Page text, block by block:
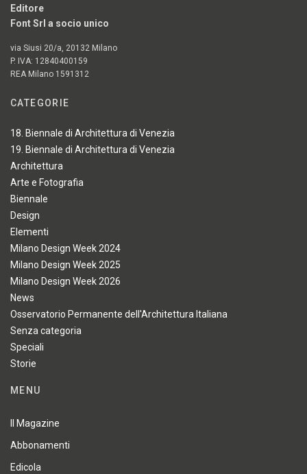
Editore
Font Srl a socio unico
via Siusi 20/a, 20132 Milano
P. IVA: 12840400159
REA Milano 1591312
CATEGORIE
18. Biennale di Architettura di Venezia
19. Biennale di Architettura di Venezia
Architettura
Arte e Fotografia
Biennale
Design
Elementi
Milano Design Week 2024
Milano Design Week 2025
Milano Design Week 2026
News
Osservatorio Permanente dell'Architettura Italiana
Senza categoria
Speciali
Storie
MENU
Il Magazine
Abbonamenti
Edicola